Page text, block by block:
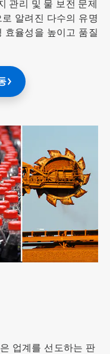
관리 및 물 보전 문제
알려진 다수의 유명
효율성을 높이고 품질
업계를 선도하는 판